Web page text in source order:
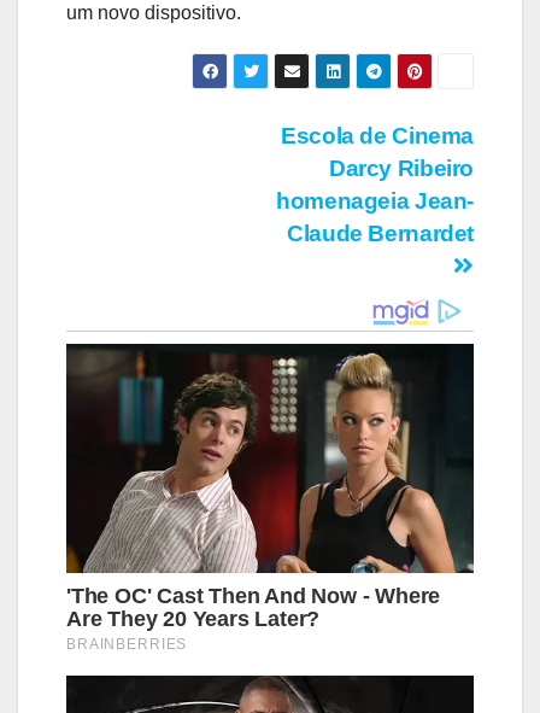
um novo dispositivo.
Escola de Cinema
Darcy Ribeiro
homenageia Jean-
Claude Bernardet